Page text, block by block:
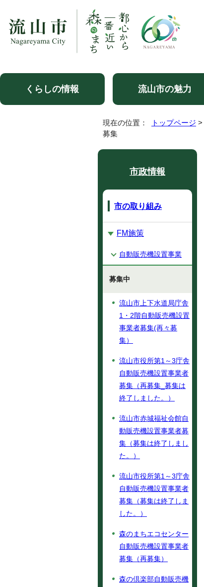
くらしの情報 流山市の魅力
現在の位置： トップページ >
募集
市政情報
市の取り組み
FM施策
自動販売機設置事業
募集中
流山市上下水道局庁舎
1・2階自動販売機設置
事業者募集(再々募
集）
流山市役所第1～3庁舎
自動販売機設置事業者
募集（再募集_募集は
終了しました。）
流山市赤城福祉会館自
動販売機設置事業者募
集（募集は終了しまし
た。）
流山市役所第1～3庁舎
自動販売機設置事業者
募集（募集は終了しま
した。）
森のまちエコセンター
自動販売機設置事業者
募集（再募集）
森の倶楽部自動販売機